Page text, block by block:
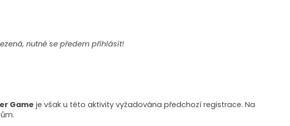
nutné se předem přihlásit!
Game je však u této aktivity vyžadována předchozí registrace. Na